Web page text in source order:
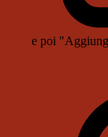
e poi